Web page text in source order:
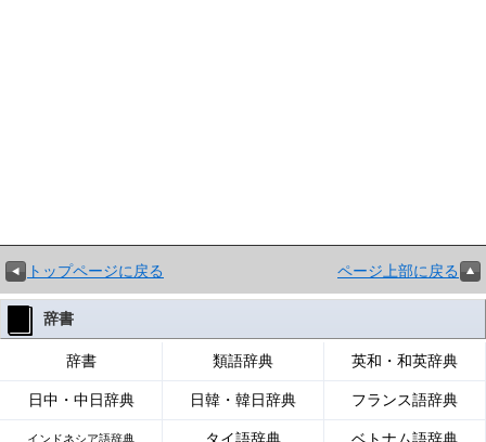
トップページに戻る ページ上部に戻る
辞書
辞書 類語辞典 英和・和英辞典
日中・中日辞典 日韓・韓日辞典 フランス語辞典
インドネシア語辞典